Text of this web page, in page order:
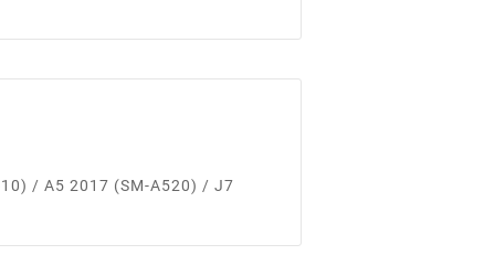
/ A5 2017 (SM-A520) / J7